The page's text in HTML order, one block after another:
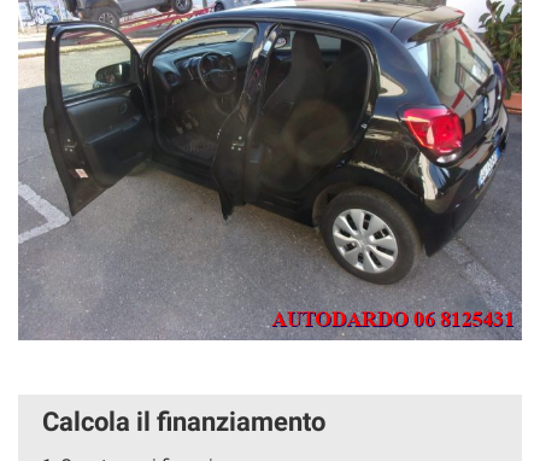
Calcola il finanziamento